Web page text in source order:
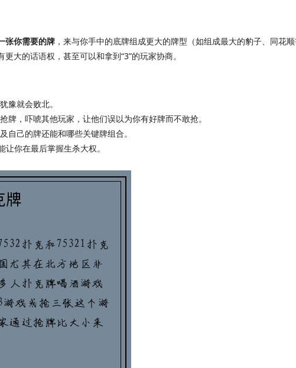
张你需要的牌 ，来与你手中的底牌组成更大的牌型（如组成最大的豹子、同花
大的话语权，甚至可以和拿到“3”的玩家协商。
豫就会败北。
牌，吓唬其他玩家，让他们误以为你有好牌而不敢抢。
自己的牌还能和哪些关键牌组合。
让你在最后掌握生杀大权。